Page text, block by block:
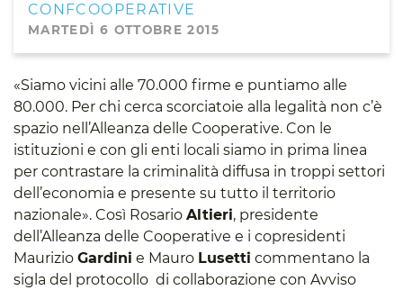
CONFCOOPERATIVE
MARTEDÌ 6 OTTOBRE 2015
«Siamo vicini alle 70.000 firme e puntiamo alle
80.000. Per chi cerca scorciatoie alla legalità non c’è
spazio nell’Alleanza delle Cooperative. Con le
istituzioni e con gli enti locali siamo in prima linea
per contrastare la criminalità diffusa in troppi settori
dell’economia e presente su tutto il territorio
nazionale». Così Rosario Altieri, presidente
dell’Alleanza delle Cooperative e i copresidenti
Maurizio Gardini e Mauro Lusetti commentano la
sigla del protocollo di collaborazione con Avviso